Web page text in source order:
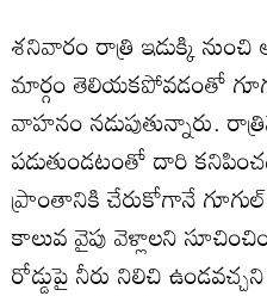
శనివారం రాత్రి ఇడుక్కి నుంచి
మార్గం తెలియకపోవడంతో
వాహనం నడుపుతున్నారు.
పడుతుండటంతో దారి
ప్రాంతానికి చేరుకోగానే
కాలువ వైపు వెళ్లాలని
రోడ్డుపై నీరు నిలిచి